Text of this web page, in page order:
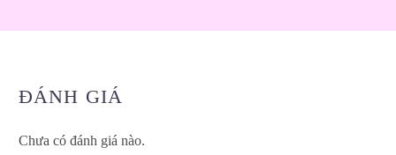
ĐÁNH GIÁ
Chưa có đánh giá nào.